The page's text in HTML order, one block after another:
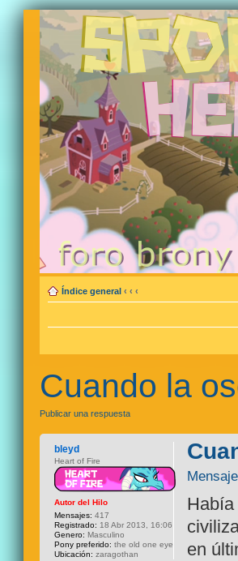
Índice general ‹ ‹ ‹
Cuando la
Publicar una respuesta
Mensaje
en
bleyd
Heart of Fire
Autor del Hilo
Mensajes: 417
Registrado: 18 Abr 2013, 16:06
Genero: Masculino
Pony preferido: the old one eye
Ubicación: zaragothan